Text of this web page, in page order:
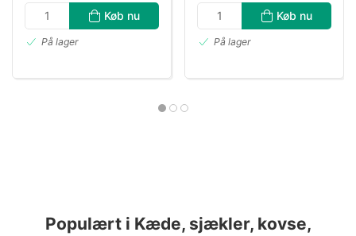
Køb nu
På lager
Køb nu
På lager
Populært i Kæde, sjækler, kovse,